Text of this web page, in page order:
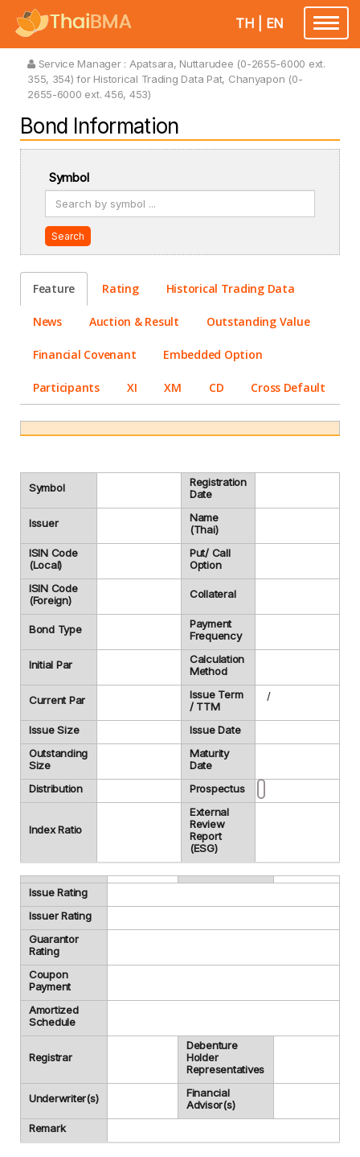
Toggle
TH EN
Service Manager : Apatsara, Nuttarudee (0-2655-6000 ext.
355, 354) for Historical Trading Data Pat, Chanyapon (0-
2655-6000 ext. 456, 453)
Bond Information
Symbol
Search
Feature Rating Historical Trading Data
News Auction & Result Outstanding Value
Financial Covenant Embedded Option
Participants XI XM CD Cross Default
Symbol
Registration
Date
Issuer
Name
(Thai)
ISIN Code
(Local)
Put/ Call
Option
ISIN Code
(Foreign)
Collateral
Bond Type
Payment
Frequency
Initial Par
Calculation
Method
Current Par
Issue Term
/ TTM
/
Issue Size
Issue Date
Outstanding
Size
Maturity
Date
Distribution
Prospectus
Index Ratio
External
Review
Report
(ESG)
Issue Rating
Issuer Rating
Guarantor
Rating
Coupon
Payment
Amortized
Schedule
Registrar
Debenture
Holder
Representatives
Underwriter(s)
Financial
Advisor(s)
Remark